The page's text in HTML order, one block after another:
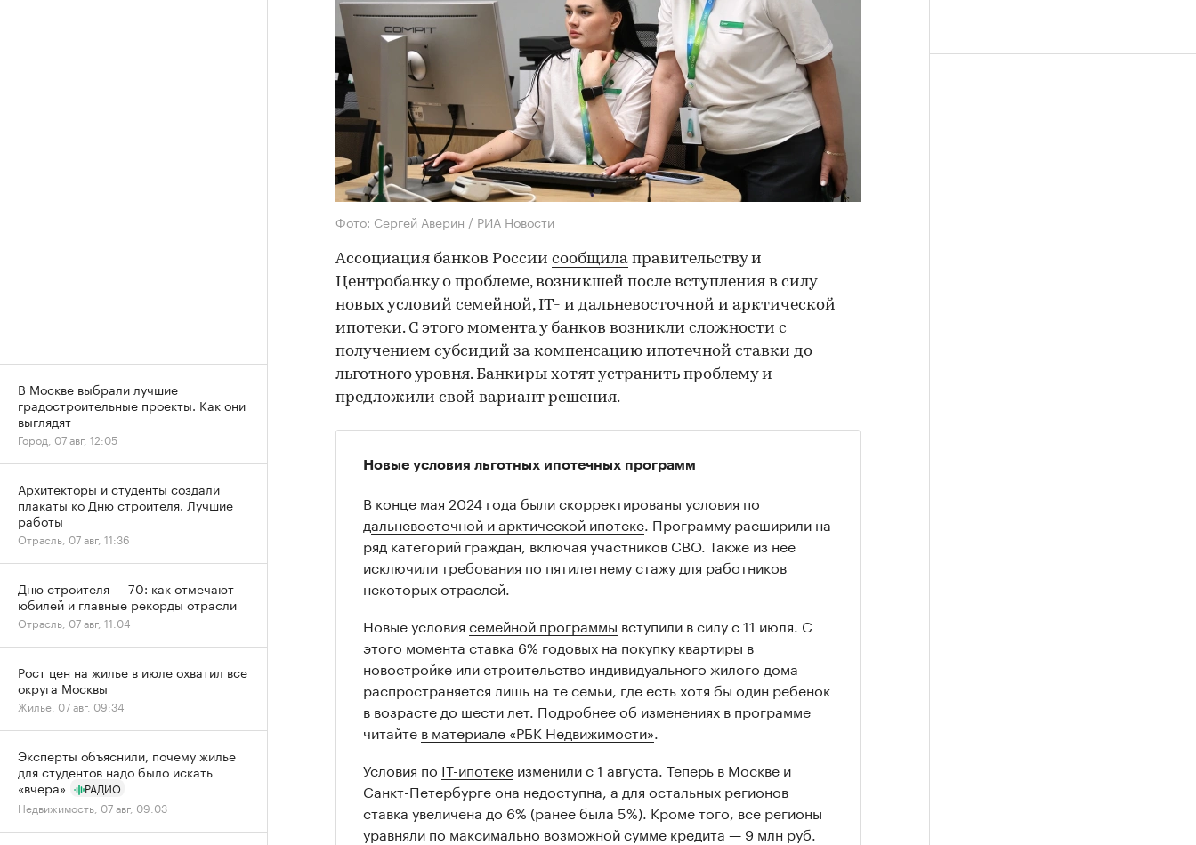
Фото: Сергей Аверин / РИА Новости
Ассоциация банков России сообщила правительству и
Центробанку о проблеме, возникшей после вступления в силу
новых условий семейной, IT- и дальневосточной и арктической
ипотеки. С этого момента у банков возникли сложности с
получением субсидий за компенсацию ипотечной ставки до
льготного уровня. Банкиры хотят устранить проблему и
предложили свой вариант решения.
Новые условия льготных ипотечных программ
В конце мая 2024 года были скорректированы условия по
дальневосточной и арктической ипотеке . Программу расширили на
ряд категорий граждан, включая участников СВО. Также из нее
исключили требования по пятилетнему стажу для работников
некоторых отраслей.
Новые условия семейной программы вступили в силу с 11 июля. С
этого момента ставка 6% годовых на покупку квартиры в
новостройке или строительство индивидуального жилого дома
распространяется лишь на те семьи, где есть хотя бы один ребенок
в возрасте до шести лет. Подробнее об изменениях в программе
читайте в материале «РБК Недвижимости»
Условия по IT-ипотеке изменили с 1 августа. Теперь в Москве и
Санкт-Петербурге она недоступна, а для остальных регионов
ставка увеличена до 6% (ранее была 5%). Кроме того, все регионы
уравняли по максимально возможной сумме кредита — 9 млн руб.
В Москве выбрали лучшие
градостроительные проекты. Как они
выглядят
Город, 07 авг, 12:05
Архитекторы и студенты создали
плакаты ко Дню строителя. Лучшие
работы
Отрасль, 07 авг, 11:36
Дню строителя — 70: как отмечают
юбилей и главные рекорды отрасли
Отрасль, 07 авг, 11:04
Рост цен на жилье в июле охватил все
округа Москвы
Жилье, 07 авг, 09:34
Эксперты объяснили, почему жилье
для студентов надо было искать
«вчера»
РАДИО
Недвижимость, 07 авг, 09:03